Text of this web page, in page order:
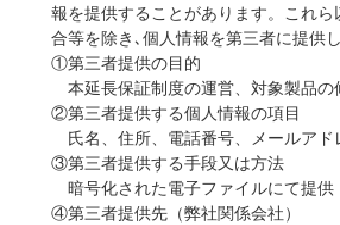
報を提供することがあります。これ
合等を除き､個人情報を第三者に提供し
①第三者提供の目的
本延長保証制度の運営、対象製品の
②第三者提供する個人情報の項目
氏名、住所、電話番号、メールアド
③第三者提供する手段又は方法
暗号化された電子ファイルにて提供
④第三者提供先（弊社関係会社）